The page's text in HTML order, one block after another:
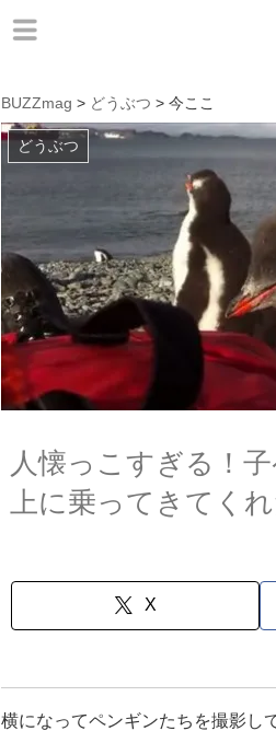
BUZZmag > どうぶつ > 今ここ
どうぶつ
人懐っこすぎる！
上に乗ってきてく
X
横になってペンギンたちを撮影し